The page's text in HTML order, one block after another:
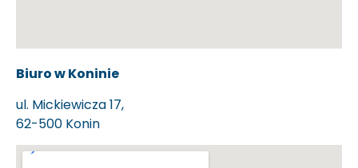
Biuro w Koninie
ul. Mickiewicza 17,
62-500 Konin